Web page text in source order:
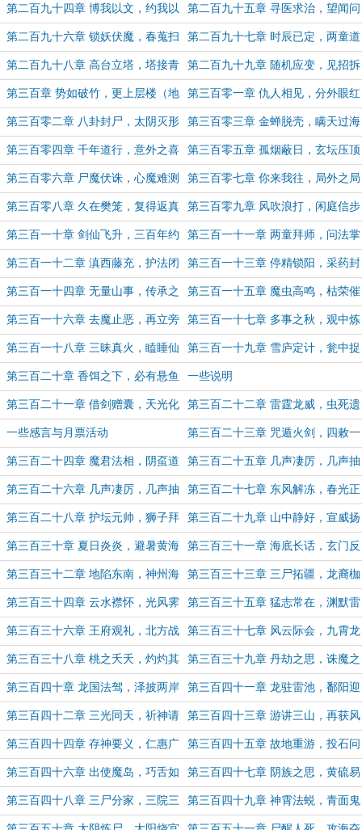
道（第一更，月初求票~） 舒（第二更，月初求月票）
第二百九十四章 博我以文，约我以
礼（月初求月票~）
第二百九十五章 寻医求治，望闻问
切（5K字，月初求票~）
第二百九十六章 锁妖伏魔，春蒐扫
塔（月初求票~）
第二百九十七章 时辰已定，两童道
途（5K字，月初求票~）
第二百九十八章 高台立塔，塔接青
云（地仙助高考学子登台折桂，平步
青云）
第二百九十九章 随机应变，见招拆
招（地仙祝高考学子随机应变，见招
拆招）
第三百章 势如破竹，更上层楼（地
仙祝高考学子势如破竹，更上层楼）
第三百零一章 仇人相见，分外眼红
（5K字，求月票~想冲一下仙侠前五
~）
第三百零二章 八卦封尸，太阴灭形 第三百零三章 金蝉脱壳，瞒天过海
（5K字求月票~）
第三百零四章 千年道行，意外之喜 第三百零五章 孤烟蔽日，玄坛压顶
第三百零六章 尸魔伏诛，心魔难测 第三百零七章 你来我往，局外之局
第三百零八章 久在樊笼，复得返真
（6K+，求一下月票~）
第三百零九章 风吹浪打，闲庭信步
第三百一十章 剑仙飞升，三百年约 第三百一十一章 两童拜师，问法掌
教（5K字求票~）
第三百一十二章 滇西藤充，护法闭
关
第三百一十三章 停精锁阳，采药封
炉
第三百一十四章 无量山事，传承之
序（5K字，求一下月票~）
第三百一十五章 魔虫高鸣，枯荣催
命
第三百一十六章 去魔止恶，再立旁
门
第三百一十七章 多事之秋，观中炼
煞
第三百一十八章 三昧真火，瞌睡仙
虫（5K+，月底了求一下月票~）
第三百一十九章 雪庐定计，瓮中捉
鳖（6K+，月底求月票~）
第三百二十章 香饵之下，必有悬鱼
（5K字，月底求一下月票~）
一些说明
第三百二十一章 借剑赠囊，天光化
虹（6K+，月底竞争激烈，求票求票
~）
第三百二十二章 雷霆龙威，虫死遗
腹（5K字，月底最后一天求票~）
一些感言与月票活动 第三百二十三章 咒遁火剑，四敕一
歌（5K+，月初求个票~）
第三百二十四章 魔君法相，阴虿道
域（5K字，月初求下票~）
第三百二十五章 几声凄厉，几声抽
泣（上）
第三百二十六章 几声凄厉，几声抽
泣（下）
第三百二十七章 东风解冻，春光正
好
第三百二十八章 护坛元帅，狮子拜
师
第三百二十九章 山中静好，宣威扬
名（5K字，求一波月票~）
第三百三十章 夏日炎炎，避暑黄海 第三百三十一章 海底长话，玄门反
应（5K+，求一波月票~）
第三百三十二章 地陷东南，神州海
疆
第三百三十三章 三尸拓疆，龙裔枷
锁
第三百三十四章 云水襟怀，光风霁
月
第三百三十五章 猛志常在，渊默雷
声
第三百三十六章 王府观礼，北方战
局（5K字，章尾附势力分布图，求
月票）
第三百三十七章 风云际会，九霄龙
吟（这章自我感觉良好，厚颜求月票
~）
第三百三十八章 桃之夭夭，灼灼其
华
第三百三十九章 丹劫之思，诛魔之
路
第三百四十章 龙国法驾，泽披两岸
（5K字求月票~）
第三百四十一章 龙驻雷池，鄱阳迎
宾
第三百四十二章 三光同天，祈神请
龙（5.8K字，求月票~）
第三百四十三章 游讲三山，再获风
罡
第三百四十四章 存神要义，仁惠广
法
第三百四十五章 故地重游，投石问
路
第三百四十六章 出使魔岛，巧舌如
簧（5.4K，求月票支持~）
第三百四十七章 阴族之思，黄硫易
主（6K字奉上，月末了，求月票支
持~）
第三百四十八章 三尸分家，三院三 第三百四十九章 神霄法蜕，青面鬼